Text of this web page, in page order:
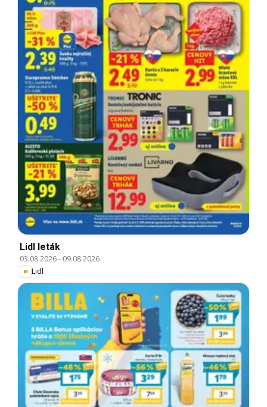
Lidl leták
03.08.2026- 09.08.2026
Lidl